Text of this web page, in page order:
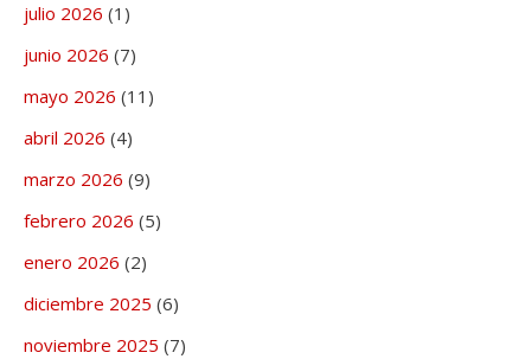
julio 2026 (1)
junio 2026 (7)
mayo 2026 (11)
abril 2026 (4)
marzo 2026 (9)
febrero 2026 (5)
enero 2026 (2)
diciembre 2025 (6)
noviembre 2025 (7)